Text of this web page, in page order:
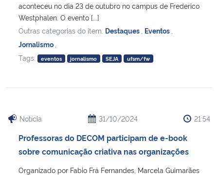
aconteceu no dia 23 de outubro no campus de Frederico
Westphalen. O evento [...]
Outras categorias do item: Destaques Eventos
Jornalismo
Tags:
eventos jornalismo SEJA ufsm/fw
Notícia 31/10/2024 21:54
Professoras do DECOM participam de e-book
sobre comunicação criativa nas organizações
Organizado por Fabio Frá Fernandes, Marcela Guimarães